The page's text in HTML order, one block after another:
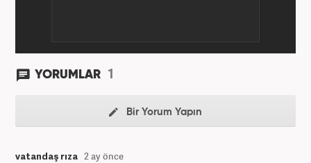
YORUMLAR 1
Bir Yorum Yapın
vatandaş rıza 2 ay önce